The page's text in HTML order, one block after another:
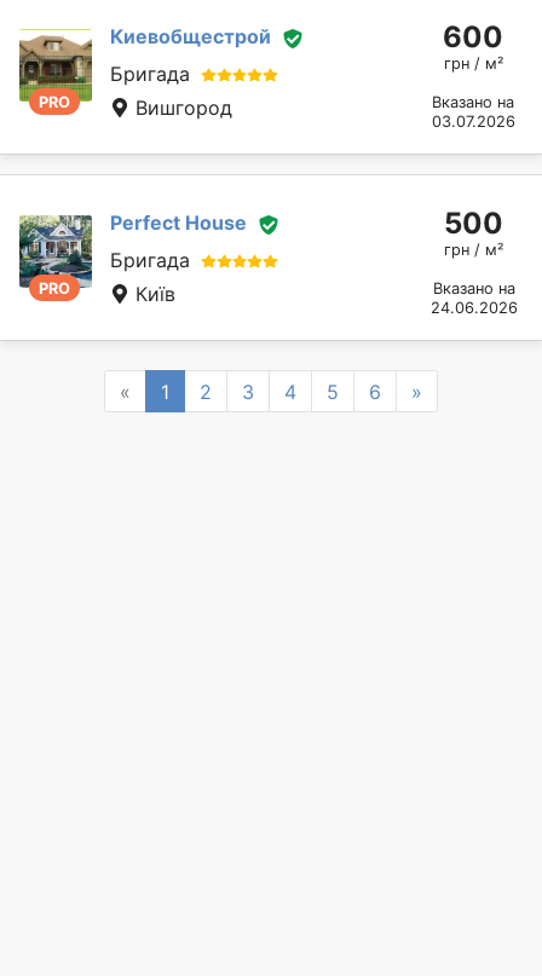
PRO
Киевобщестрой
Бригада
Вишгород
600
грн / м²
Вказано на
03.07.2026
PRO
Perfect House
Бригада
Київ
500
грн / м²
Вказано на
24.06.2026
« Previous
1 2 3 4 5 6 »